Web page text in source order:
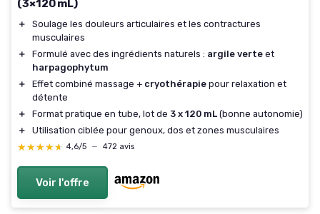
(3×120 mL)
＋
Soulage les douleurs articulaires et les contractures
musculaires
＋
Formulé avec des ingrédients naturels : argile verte et
harpagophytum
＋
Effet combiné massage + cryothérapie pour relaxation et
détente
＋
Format pratique en tube, lot de 3 x 120 mL (bonne autonomie)
＋
Utilisation ciblée pour genoux, dos et zones musculaires
★★★★★
★★★★★ 4,6/5 — 472 avis
Voir l'offre